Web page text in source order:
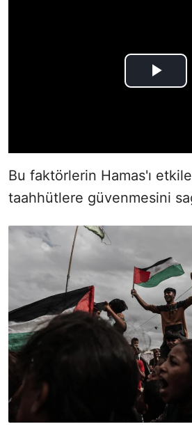
Bu faktörlerin Hamas'ı
taahhütlere güvenmesini